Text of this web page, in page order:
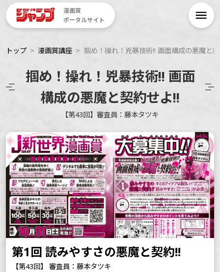
漫画賞
ポータルサイト
トップ 漫画賞講座 掴め！操れ！兇暴技術!! 画面構成の悪魔と
掴め！操れ！兇暴技術!! 画面
構成の悪魔と契約せよ!!
【第43回】審査員：藤本タツキ
第1回 読みやすさの悪魔と契約!!
【第43回】 審査員：藤本タツキ